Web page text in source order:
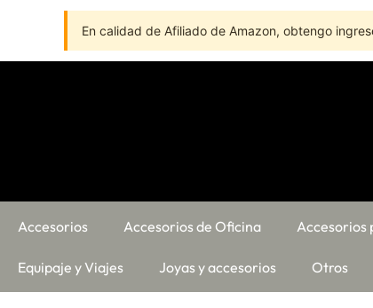
En calidad de Afiliado de Amazon, obtengo
Accesorios Accesorios de Oficina Accesorios
Equipaje y Viajes Joyas y accesorios Otros